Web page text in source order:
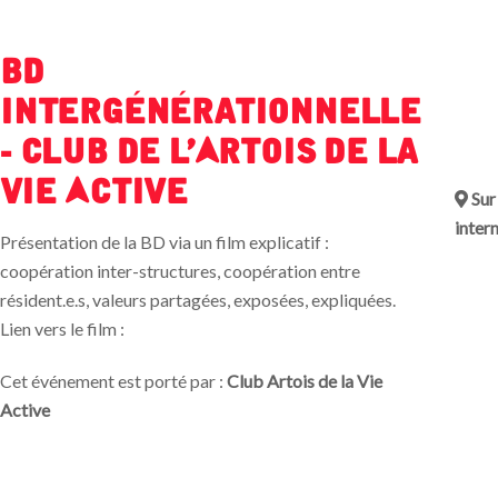
BD
intergénérationnelle
- Club de l'Artois de La
Vie Active
Présentation de la BD via un film explicatif :
coopération inter-structures, coopération entre
résident.e.s, valeurs partagées, exposées, expliquées.
Lien vers le film :
Cet événement est porté par : Club Artois de la Vie
Active
Sur